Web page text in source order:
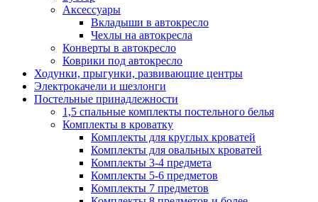
Аксессуары
Вкладыши в автокресло
Чехлы на автокресла
Конверты в автокресло
Коврики под автокресло
Ходунки, прыгунки, развивающие центры
Электрокачели и шезлонги
Постельные принадлежности
1,5 спальные комплекты постельного белья
Комплекты в кроватку
Комплекты для круглых кроватей
Комплекты для овальных кроватей
Комплекты 3-4 предмета
Комплекты 5-6 предметов
Комплекты 7 предметов